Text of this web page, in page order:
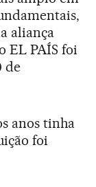
aliança
EL PAÍS foi
de
anos tinha
foi